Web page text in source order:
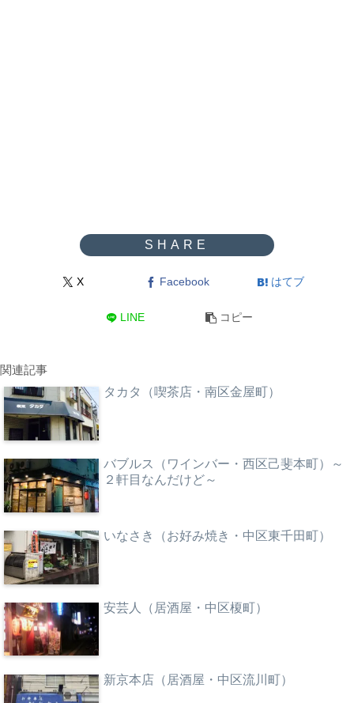
X Facebook はてブ
LINE コピー
関連記事
タカタ（喫茶店・南区金屋町）
バブルス（ワインバー・西区己斐本町）～
２軒目なんだけど～
いなさき（お好み焼き・中区東千田町）
安芸人（居酒屋・中区榎町）
新京本店（居酒屋・中区流川町）